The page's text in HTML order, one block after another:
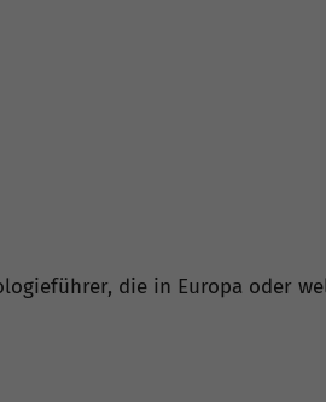
die in Europa oder